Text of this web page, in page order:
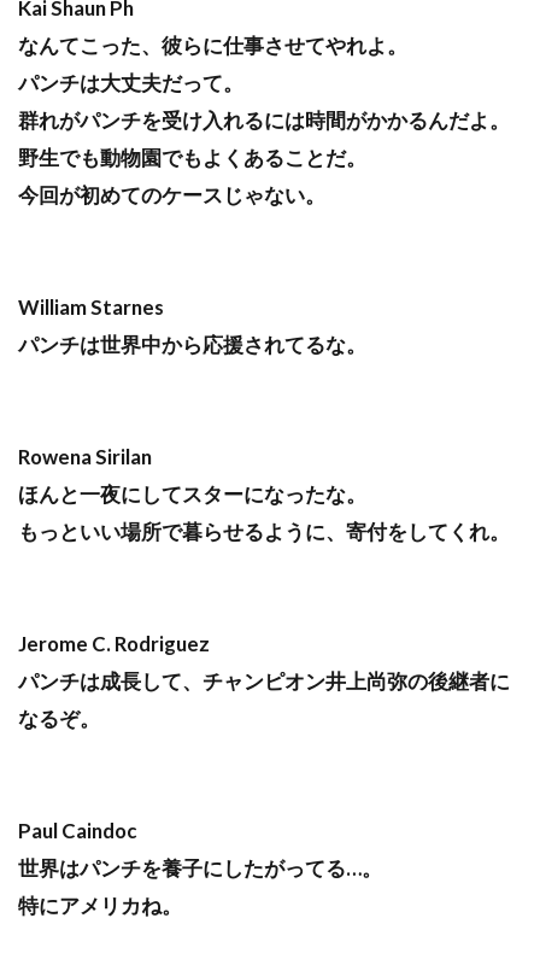
Kai Shaun Ph
なんてこった、彼らに仕事させてやれよ。
パンチは大丈夫だって。
群れがパンチを受け入れるには時間がかかるんだよ。
野生でも動物園でもよくあることだ。
今回が初めてのケースじゃない。
William Starnes
パンチは世界中から応援されてるな。
Rowena Sirilan
ほんと一夜にしてスターになったな。
もっといい場所で暮らせるように、寄付をしてくれ。
Jerome C. Rodriguez
パンチは成長して、チャンピオン井上尚弥の後継者に
なるぞ。
Paul Caindoc
世界はパンチを養子にしたがってる…。
特にアメリカね。